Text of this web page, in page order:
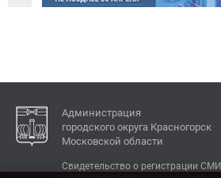
Администрация
городского округа Красногорск
Московской области
Свидетельство о регистрации СМИ